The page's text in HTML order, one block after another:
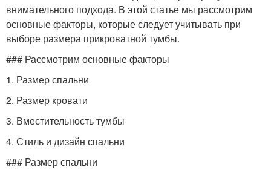
внимательного подхода. В этой статье мы рассмотрим
основные факторы, которые следует учитывать при
выборе размера прикроватной тумбы.
### Рассмотрим основные факторы
1. Размер спальни
2. Размер кровати
3. Вместительность тумбы
4. Стиль и дизайн спальни
### Размер спальни